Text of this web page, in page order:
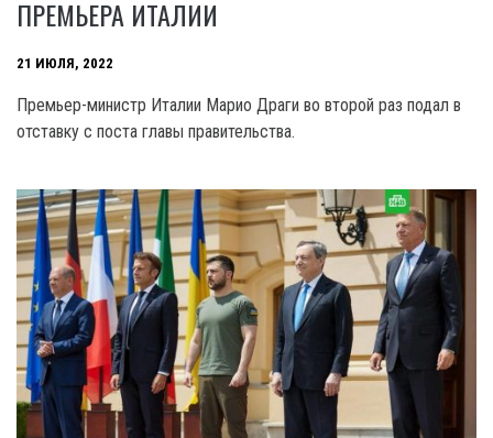
ПРЕМЬЕРА ИТАЛИИ
21 ИЮЛЯ, 2022
Премьер-министр Италии Марио Драги во второй раз подал в
отставку с поста главы правительства.